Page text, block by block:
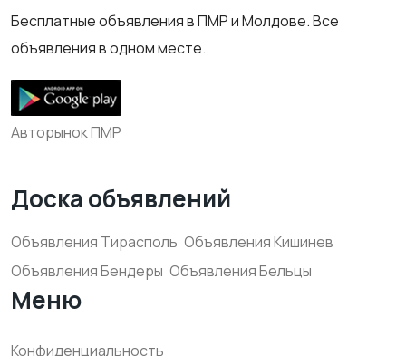
Бесплатные объявления в ПМР и Молдове. Все
объявления в одном месте.
Авторынок ПМР
Доска объявлений
Объявления Тирасполь Объявления Кишинев
Объявления Бендеры Объявления Бельцы
Меню
Конфиденциальность